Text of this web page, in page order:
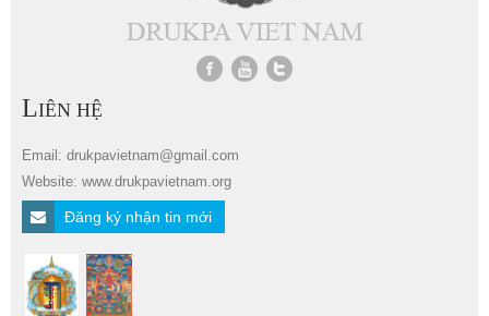
LIÊN HỆ
Email: drukpavietnam@gmail.com
Website: www.drukpavietnam.org
Đăng ký nhận tin mới